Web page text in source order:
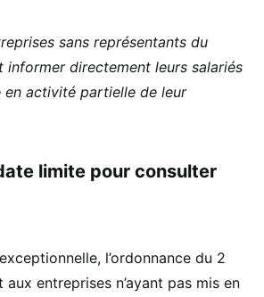
sans représentants du
informer directement leurs salariés
en activité partielle de leur
limite pour consulter
l’ordonnance du 2
entreprises n’ayant pas mis en